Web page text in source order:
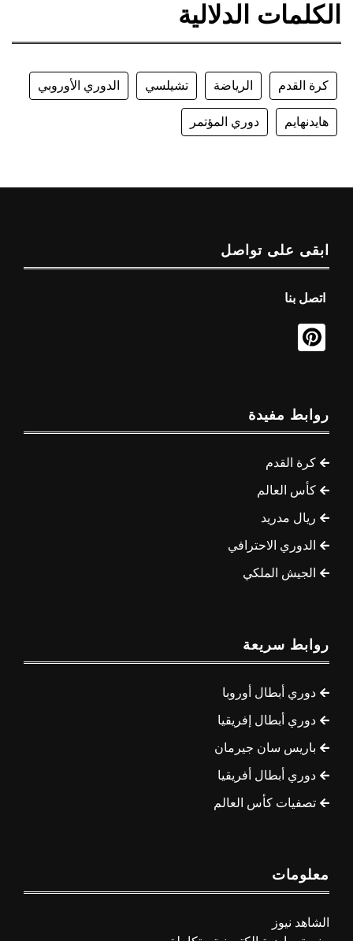
الكلمات الدلالية
كرة القدم الرياضة تشيلسي الدوري الأوروبي
هايدنهايم دوري المؤتمر
ابقى على تواصل
اتصل بنا
روابط مفيدة
كرة القدم
كأس العالم
ريال مدريد
الدوري الاحترافي
الجيش الملكي
روابط سريعة
دوري أبطال أوروبا
دوري أبطال إفريقيا
باريس سان جيرمان
دوري أبطال أفريقيا
تصفيات كأس العالم
معلومات
الشاهد نيوز